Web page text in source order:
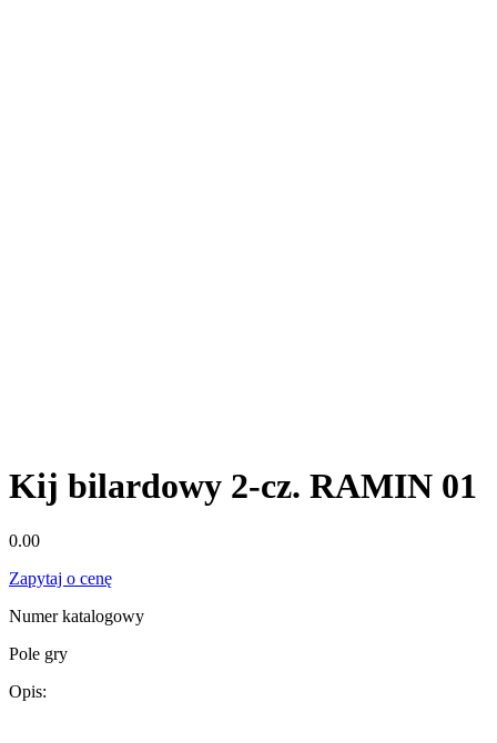
Kij bilardowy 2-cz. RAMIN 01
0.00
Zapytaj o cenę
Numer katalogowy
Pole gry
Opis: